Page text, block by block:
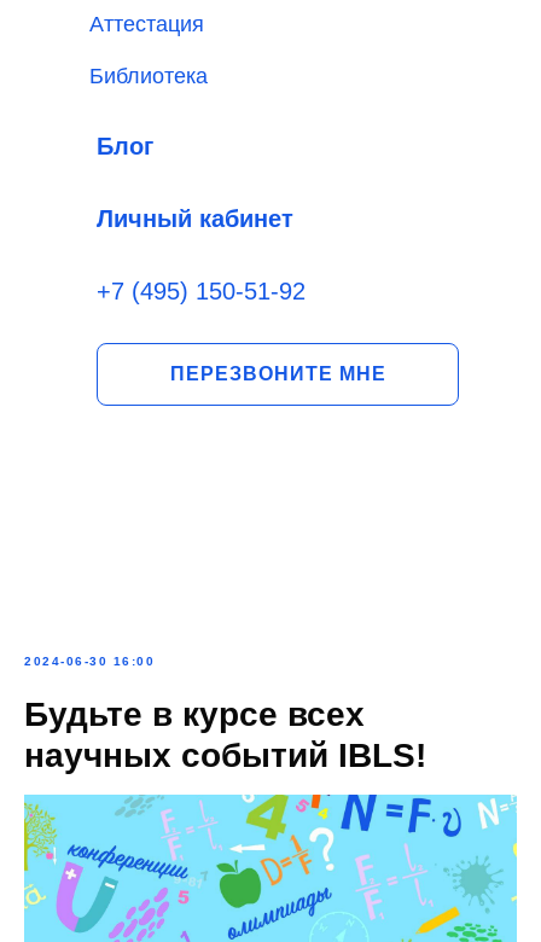
ПЕРЕЗВОНИТЕ МНЕ
Аттестация
Библиотека
Блог
Личный кабинет
+7 (495) 150-51-92
2024-06-30 16:00
Будьте в курсе всех
научных событий IBLS!